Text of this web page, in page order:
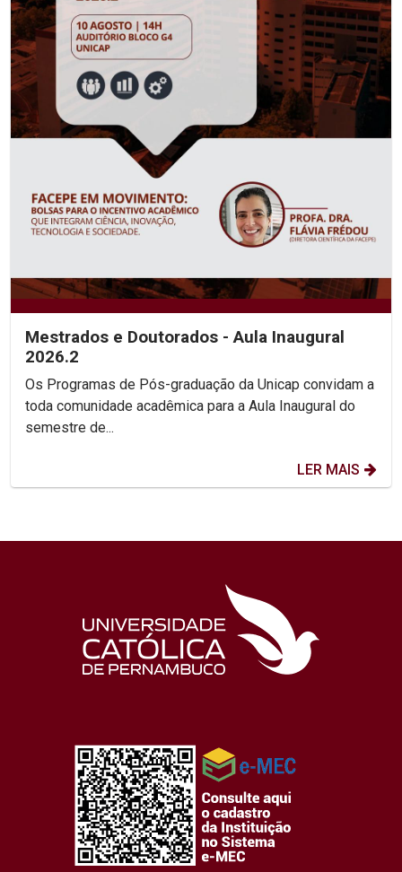
Mestrados e Doutorados - Aula Inaugural
2026.2
Os Programas de Pós-graduação da Unicap convidam a
toda comunidade acadêmica para a Aula Inaugural do
semestre de...
LER MAIS